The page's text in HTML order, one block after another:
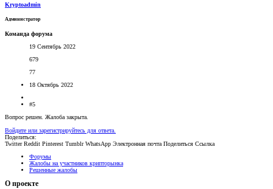
Kryptoadmin
Администратор
Команда форума
19 Сентябрь 2022
679
77
18 Октябрь 2022
#5
Вопрос решен. Жалоба закрыта.
Войдите или зарегистрируйтесь для ответа.
Поделиться:
Twitter Reddit Pinterest Tumblr WhatsApp Электронная почта Поделиться Ссылка
Форумы
Жалобы на участников крипторынка
Решенные жалобы
О проекте